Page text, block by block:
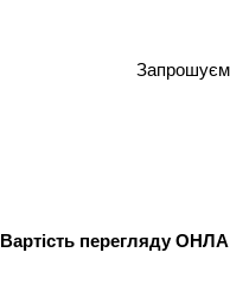
Вартість перегляду